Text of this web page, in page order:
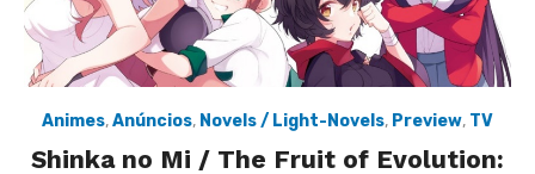
Animes,Anúncios, Novels / Light-Novels, Preview, TV
Shinka no Mi / The Fruit of Evolution: